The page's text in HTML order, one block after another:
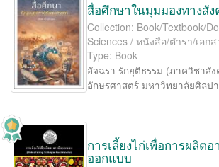
สื่อศึกษาในมุมมองทางสั
Collection: Book/Textbook/
Sciences / หนังสือ/ตำรา/เอก
Type: Book
อัจฉรา รักยุติธรรม (ภาควิชาสั
อักษรศาสตร์ มหาวิทยาลัยศิลป
การเลี้ยงไก่เพื่อการผลิตอ
ออกแบบ